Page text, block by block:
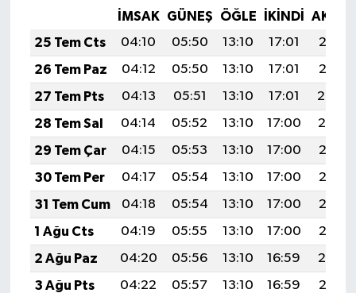
İMSAK GÜNEŞ ÖĞLE İKINDI
25 Tem Cts
04:10 05:50 13:10 17:01
20:21
26 Tem Paz
04:12 05:50 13:10 17:01
20:21
27 Tem Pts
04:13 05:51 13:10 17:01
20:20
28 Tem Sal
04:14 05:52 13:10 17:00
20:19
29 Tem Çar
04:15 05:53 13:10 17:00
20:18
30 Tem Per
04:17 05:54 13:10 17:00
20:17
31 Tem Cum
04:18 05:54 13:10 17:00
20:16
1 Ağu Cts
04:19 05:55 13:10 17:00
20:15
2 Ağu Paz
04:20 05:56 13:10 16:59
20:14
3 Ağu Pts
04:22 05:57 13:10 16:59
20:13